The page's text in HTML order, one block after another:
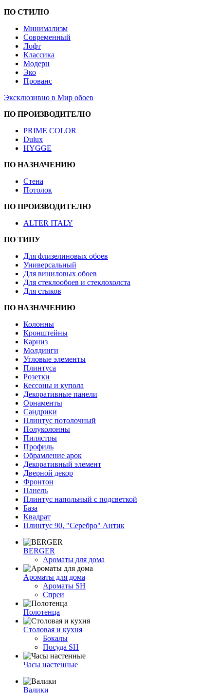
ПО СТИЛЮ
Минимализм
Современный
Лофт
Классика
Модерн
Эко
Прованс
Эксклюзивно в Мир обоев
ПО ПРОИЗВОДИТЕЛЮ
PRIME COLOR
Dulux
HYGGE
ПО НАЗНАЧЕНИЮ
Стена
Потолок
ПО ПРОИЗВОДИТЕЛЮ
ALTER ITALY
ПО ТИПУ
Для флизелиновых обоев
Универсальный
Для виниловых обоев
Для стеклообоев и стеклохолста
Для стыков
ПО НАЗНАЧЕНИЮ
Колонны
Кронштейны
Карниз
Молдинги
Угловые элементы
Плинтуса
Розетки
Кессоны и купола
Декоративные панели
Орнаменты
Сандрики
Плинтус потолочный
Полуколонны
Пилястры
Профиль
Обрамление арок
Декоративный элемент
Дверной декор
Фронтон
Панель
Плинтус напольный с подсветкой
База
Квадрат
Плинтус 90, "Серебро" Антик
BERGER
Ароматы для дома
Ароматы для дома
Ароматы SH
Спреи
Полотенца
Столовая и кухня
Бокалы
Посуда SH
Часы настенные
Валики